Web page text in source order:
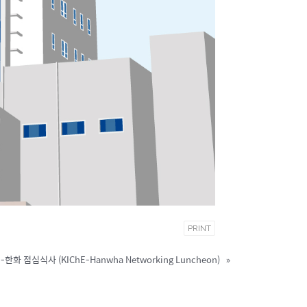
PRINT
한화 점심식사 (KIChE-Hanwha Networking Luncheon) »